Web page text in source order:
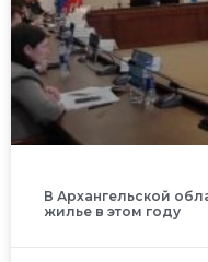
В Архангельской
жилье в этом году